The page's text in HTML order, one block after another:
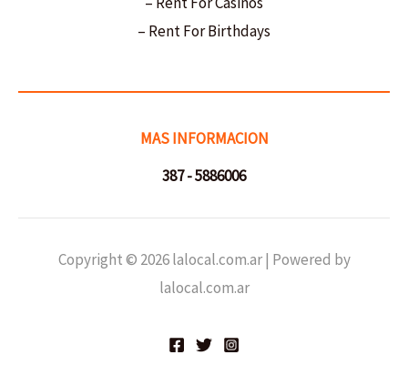
– Rent For Birthdays
MAS INFORMACION
387 - 5886006
Copyright © 2026 lalocal.com.ar | Powered by
lalocal.com.ar